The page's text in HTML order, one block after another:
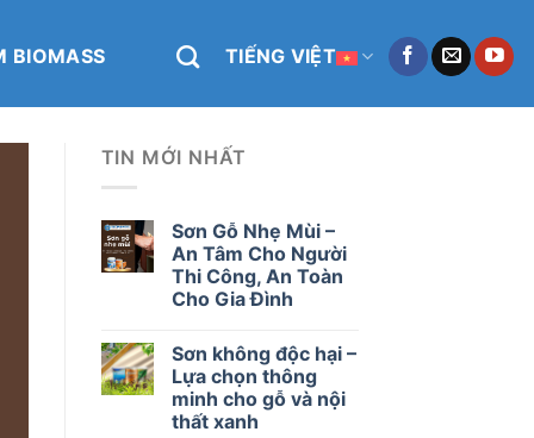
BIOMASS TIẾNG VIỆT
TIN MỚI NHẤT
Sơn Gỗ Nhẹ Mùi –
An Tâm Cho Người
Thi Công, An Toàn
Cho Gia Đình
Sơn không độc hại –
Lựa chọn thông
minh cho gỗ và nội
thất xanh